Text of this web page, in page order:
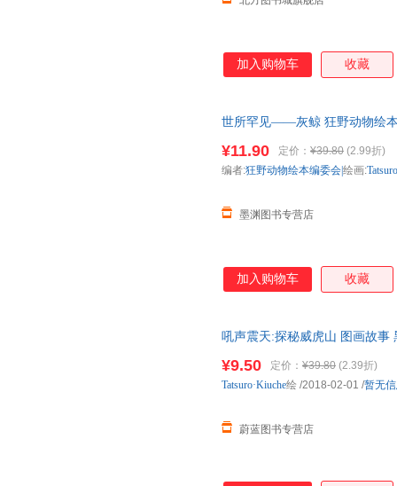
加入购物车 收藏
世所罕见——灰鲸 狂野动物绘本
¥11.90 定价： ¥39.80 (2.99折)
墨渊图书专营店
编者:狂野动物绘本编委会|绘画:Tatsuro
加入购物车 收藏
吼声震天:探秘威虎山 图画故事
¥9.50 定价： ¥39.80 (2.39折)
蔚蓝图书专营店
Tatsuro·Kiuche绘 /2018-02-01 /暂无